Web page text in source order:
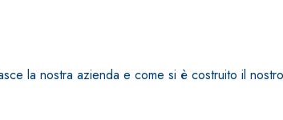
la nostra azienda e come si è costruito il